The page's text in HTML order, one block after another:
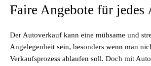
Faire Angebote für jedes
Der Autoverkauf kann eine mühsame und
Angelegenheit sein, besonders wenn man
Verkaufsprozess ablaufen soll. Doch mit